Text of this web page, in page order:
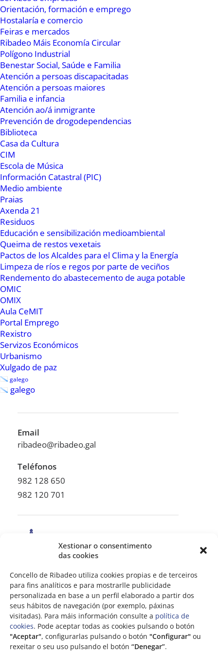
Xestionar o consentimento
das cookies
Concello de Ribadeo utiliza cookies propias e de terceiros
para fins analíticos e para mostrarlle publicidade
personalizada en base a un perfil elaborado a partir dos
seus hábitos de navegación (por exemplo, páxinas
visitadas). Para máis información consulte a política de
cookies. Pode aceptar todas as cookies pulsando o botón
"Aceptar", configurarlas pulsando o botón "Configurar" ou
rexeitar o seu uso pulsando el botón “Denegar”.
Orientación, formación e emprego
Hostalaría e comercio
Feiras e mercados
Ribadeo Máis Economía Circular
Polígono Industrial
Benestar Social, Saúde e Familia
Atención a persoas discapacitadas
Atención a persoas maiores
Familia e infancia
Atención ao/á inmigrante
Prevención de drogodependencias
Biblioteca
Casa da Cultura
CIM
Escola de Música
Información Catastral (PIC)
Medio ambiente
Praias
Axenda 21
Residuos
Educación e sensibilización medioambiental
Queima de restos vexetais
Pactos de los Alcaldes para el Clima y la Energía
Limpeza de ríos e regos por parte de veciños
Rendemento do abastecemento de auga potable
OMIC
OMIX
Aula CeMIT
Portal Emprego
Rexistro
Servizos Económicos
Urbanismo
Xulgado de paz
galego
galego
Email
ribadeo@ribadeo.gal
Teléfonos
982 128 650
982 120 701
A XX edición dos Mercados dos Domingos deu
comezo o pasado 27 de xuño e rematou onte.
Na cita, organizada polo Concello de Ribadeo e
pola asociación A Sucadoira, participaron 14
produtoras e produtores da zona.
En Internet
Arquivo municipal
Plenos/Mediateca
Media Maratón
Escola de Música e Danza
Ribadeo Indiano
Ribadeo de Tapeo
Directo a
Tablón de anuncios
Factura electrónica
Perfil de contratante
Rexistros presentados
Contactar
27700 Ribadeo
ribadeo@ribadeo.gal